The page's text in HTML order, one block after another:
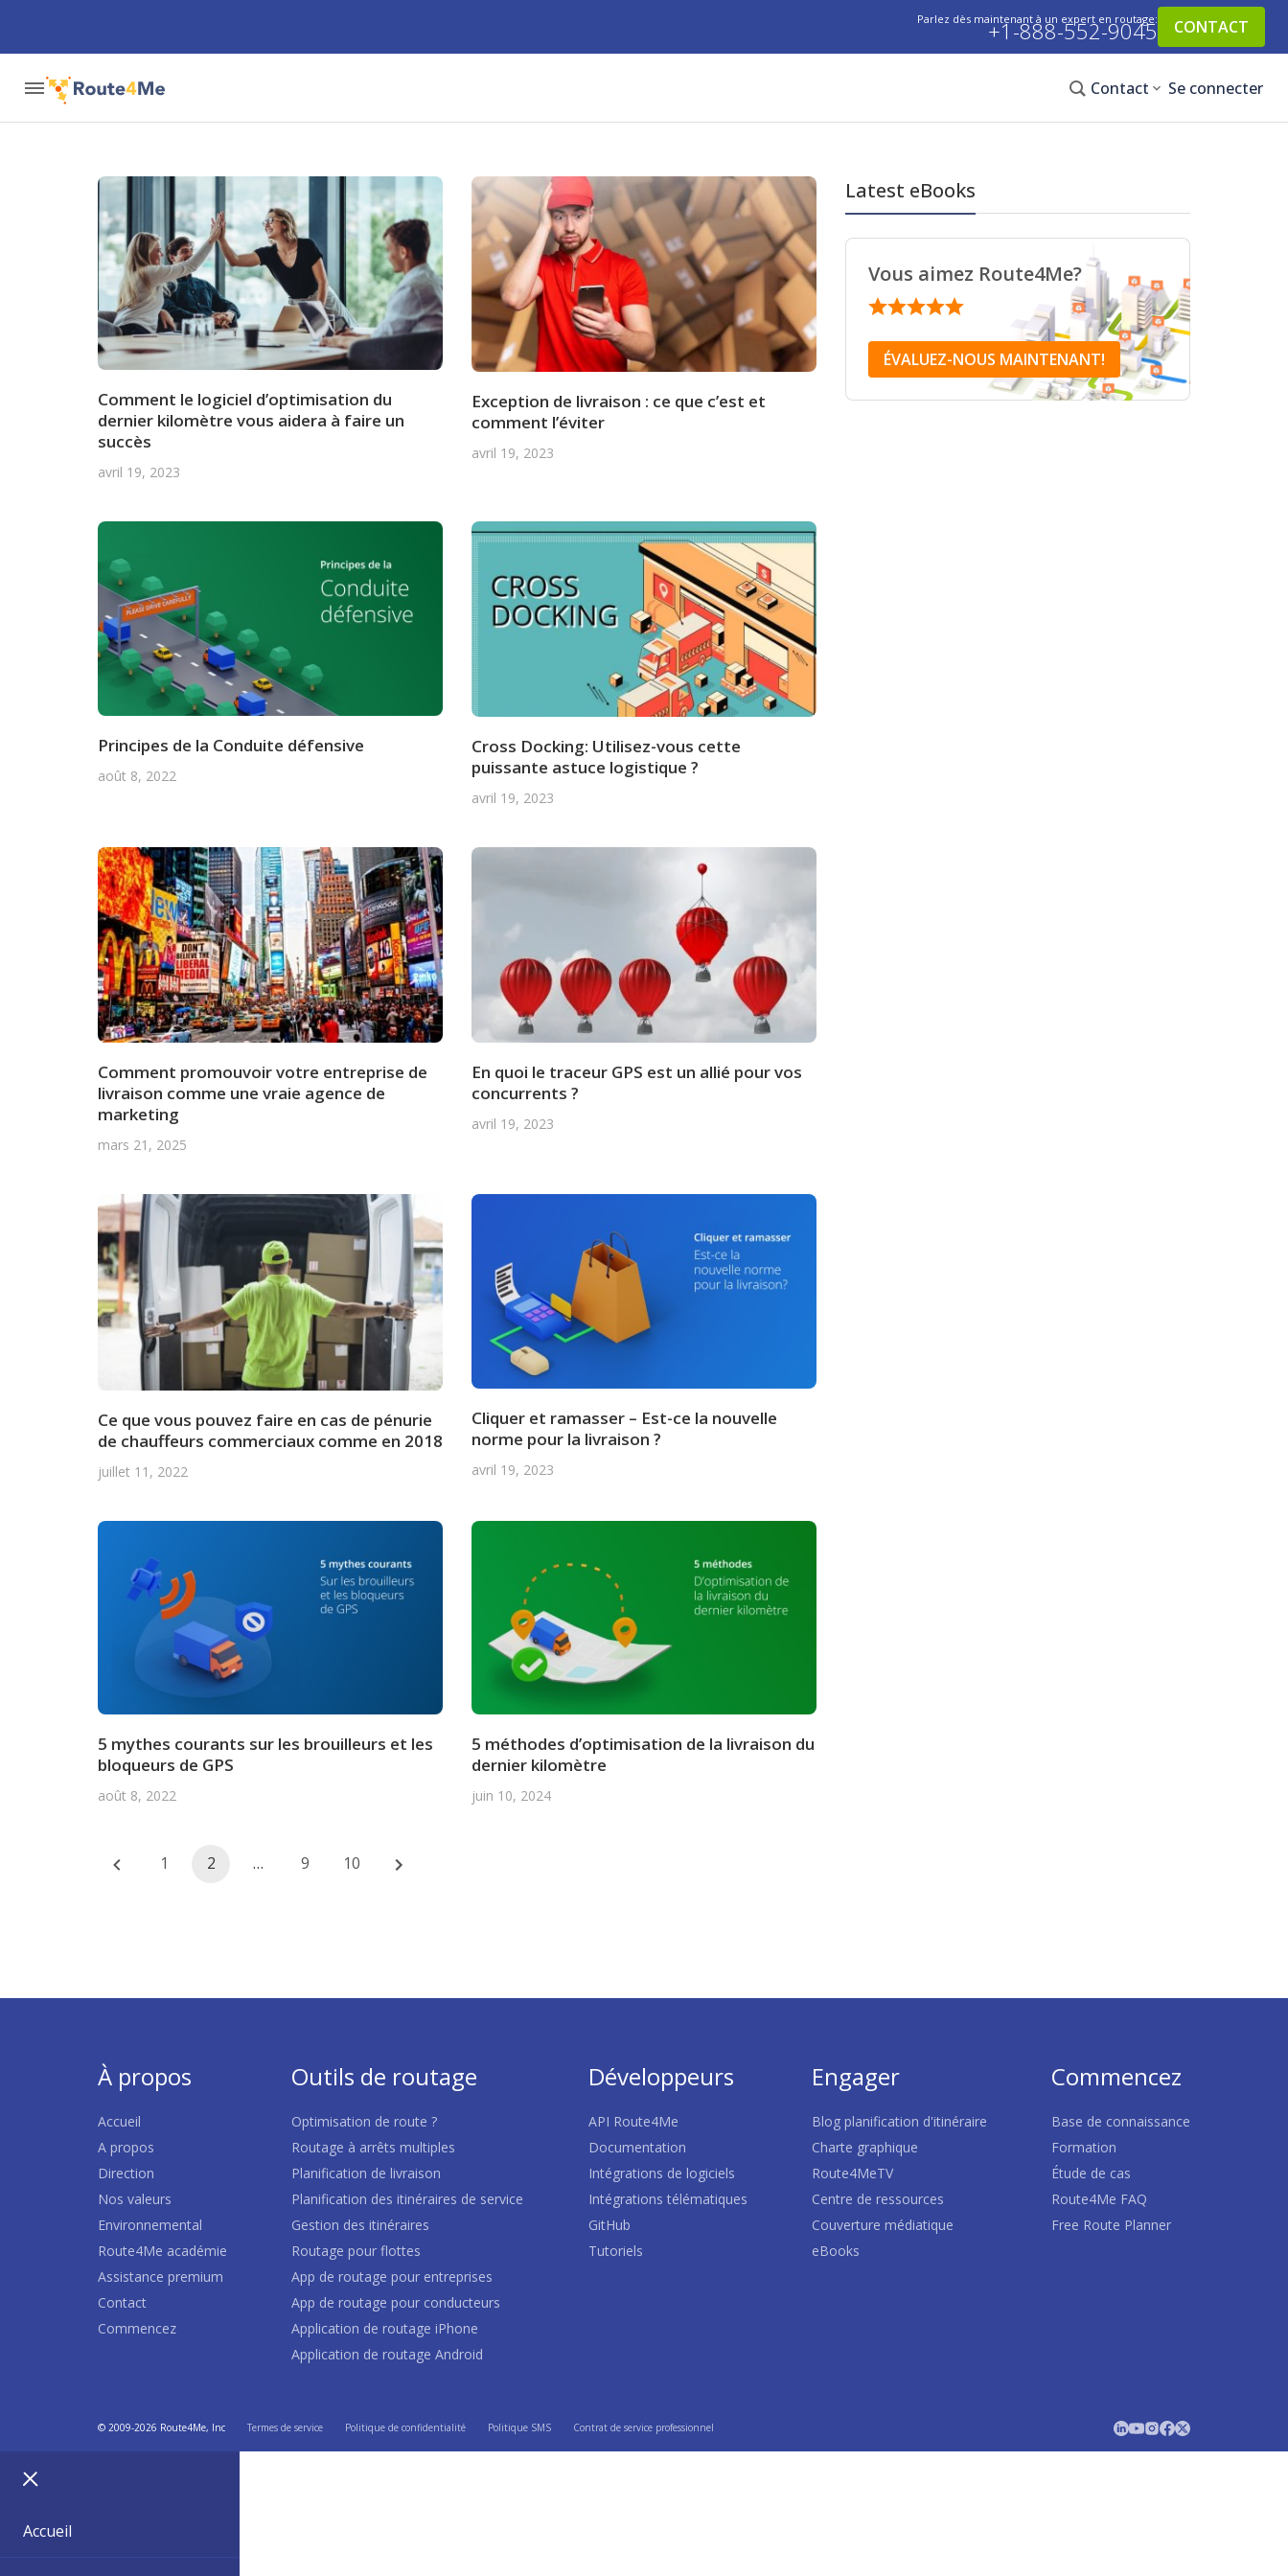
Parlez dès maintenant à un expert en routage:
+1-888-552-9045 CONTACT
Contact Se connecter
Comment le logiciel d’optimisation du
dernier kilomètre vous aidera à faire un
succès
avril 19, 2023
Exception de livraison : ce que c’est et
comment l’éviter
avril 19, 2023
Principes de la Conduite défensive
août 8, 2022
Cross Docking: Utilisez-vous cette
puissante astuce logistique ?
avril 19, 2023
Comment promouvoir votre entreprise de
livraison comme une vraie agence de
marketing
mars 21, 2025
En quoi le traceur GPS est un allié pour vos
concurrents ?
avril 19, 2023
Ce que vous pouvez faire en cas de pénurie
de chauffeurs commerciaux comme en 2018
juillet 11, 2022
Cliquer et ramasser – Est-ce la nouvelle
norme pour la livraison ?
avril 19, 2023
5 mythes courants sur les brouilleurs et les
bloqueurs de GPS
août 8, 2022
5 méthodes d’optimisation de la livraison du
dernier kilomètre
juin 10, 2024
Posts
navigation
1 2 … 9 10
Latest eBooks
Vous aimez Route4Me?
ÉVALUEZ-NOUS MAINTENANT!
À propos
Accueil
A propos
Direction
Nos valeurs
Environnemental
Route4Me académie
Assistance premium
Contact
Commencez
Outils de routage
Optimisation de route ?
Routage à arrêts multiples
Planification de livraison
Planification des itinéraires de service
Gestion des itinéraires
Routage pour flottes
App de routage pour entreprises
App de routage pour conducteurs
Application de routage iPhone
Application de routage Android
Développeurs
API Route4Me
Documentation
Intégrations de logiciels
Intégrations télématiques
GitHub
Tutoriels
Engager
Blog planification d'itinéraire
Charte graphique
Route4MeTV
Centre de ressources
Couverture médiatique
eBooks
Commencez
Base de connaissance
Formation
Étude de cas
Route4Me FAQ
Free Route Planner
© 2009-2026 Route4Me, Inc Termes de service Politique de confidentialité Politique SMS Contrat de service professionnel
Accueil